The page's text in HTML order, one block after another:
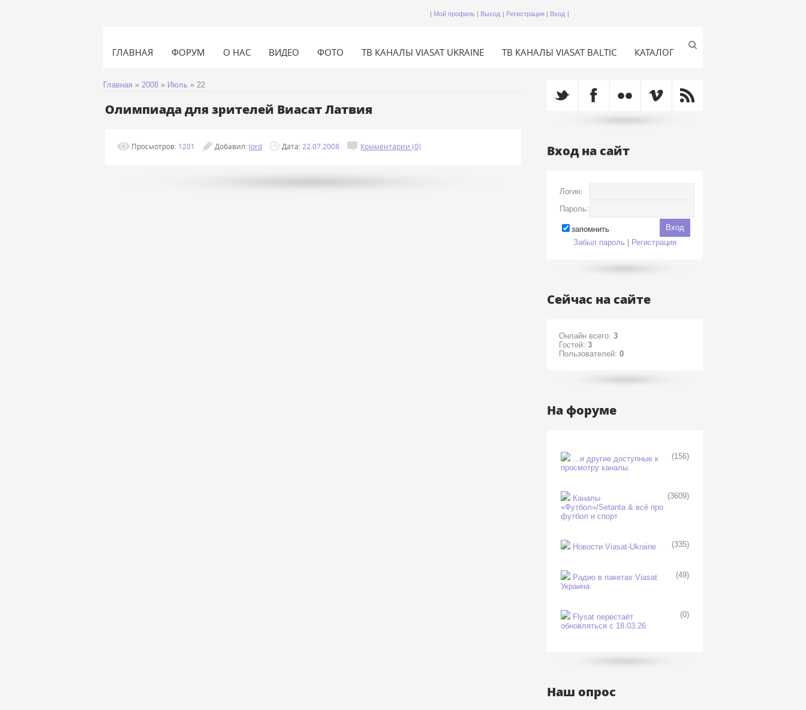
| Мой профиль | Выход | Регистрация | Вход |
ГЛАВНАЯ ФОРУМ О НАС ВИДЕО ФОТО ТВ КАНАЛЫ VIASAT UKRAINE ТВ КАНАЛЫ VIASAT BALTIC КАТАЛОГ
Главная » 2008 » Июль » 22
Олимпиада для зрителей Виасат Латвия
Просмотров: 1201 Добавил: lord Дата: 22.07.2008 Комментарии (0) Вход на сайт
Логин:
Пароль:
запомнить
Забыл пароль
Регистрация
Сейчас на сайте
Онлайн всего: 3
Гостей: 3
Пользователей: 0
На форуме
...и другие доступные к
просмотру каналы.
(156)
Каналы
«Футбол»/Setanta & всё про
футбол и спорт
(3609)
Новости Viasat-Ukraine (335)
Радио в пакетах Viasat
Украина
(49)
Flysat перестаёт
обновляться с 18.03.26
(0)
Наш опрос